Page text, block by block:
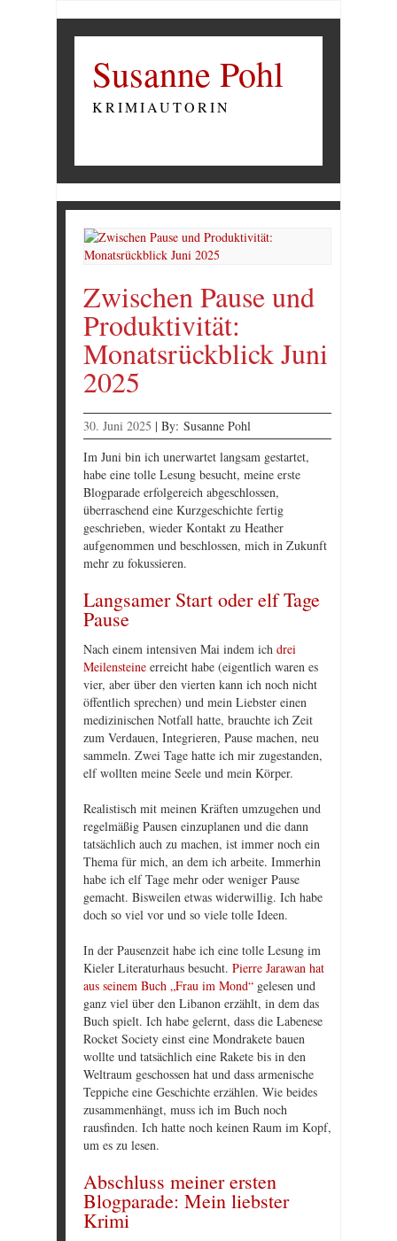
Susanne Pohl
KRIMIAUTORIN
Zwischen Pause und
Produktivität:
Monatsrückblick Juni
2025
30. Juni 2025 | By: Susanne Pohl
Im Juni bin ich unerwartet langsam gestartet,
habe eine tolle Lesung besucht, meine erste
Blogparade erfolgereich abgeschlossen,
überraschend eine Kurzgeschichte fertig
geschrieben, wieder Kontakt zu Heather
aufgenommen und beschlossen, mich in Zukunft
mehr zu fokussieren.
Langsamer Start oder elf Tage
Pause
Nach einem intensiven Mai indem ich drei
Meilensteine erreicht habe (eigentlich waren es
vier, aber über den vierten kann ich noch nicht
öffentlich sprechen) und mein Liebster einen
medizinischen Notfall hatte, brauchte ich Zeit
zum Verdauen, Integrieren, Pause machen, neu
sammeln. Zwei Tage hatte ich mir zugestanden,
elf wollten meine Seele und mein Körper.
Realistisch mit meinen Kräften umzugehen und
regelmäßig Pausen einzuplanen und die dann
tatsächlich auch zu machen, ist immer noch ein
Thema für mich, an dem ich arbeite. Immerhin
habe ich elf Tage mehr oder weniger Pause
gemacht. Bisweilen etwas widerwillig. Ich habe
doch so viel vor und so viele tolle Ideen.
In der Pausenzeit habe ich eine tolle Lesung im
Kieler Literaturhaus besucht. Pierre Jarawan hat
aus seinem Buch „Frau im Mond“ gelesen und
ganz viel über den Libanon erzählt, in dem das
Buch spielt. Ich habe gelernt, dass die Labenese
Rocket Society einst eine Mondrakete bauen
wollte und tatsächlich eine Rakete bis in den
Weltraum geschossen hat und dass armenische
Teppiche eine Geschichte erzählen. Wie beides
zusammenhängt, muss ich im Buch noch
rausfinden. Ich hatte noch keinen Raum im Kopf,
um es zu lesen.
Abschluss meiner ersten
Blogparade: Mein liebster
Krimi